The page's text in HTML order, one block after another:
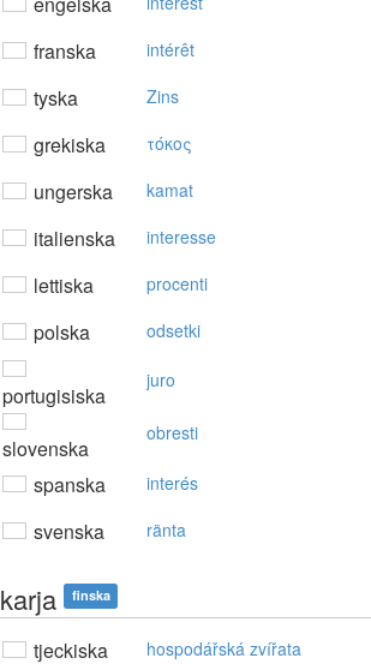
franska intérêt
tyska Zins
grekiska τόκoς
ungerska kamat
italienska interesse
lettiska procenti
polska odsetki
portugisiska
juro
slovenska
obresti
spanska interés
svenska ränta
karja finska
tjeckiska hospodářská zvířata